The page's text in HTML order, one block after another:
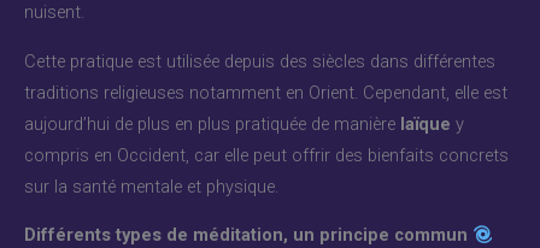
nuisent.
Cette pratique est utilisée depuis des siècles dans différentes
traditions religieuses notamment en Orient. Cependant, elle est
aujourd’hui de plus en plus pratiquée de manière laïque y
compris en Occident, car elle peut offrir des bienfaits concrets
sur la santé mentale et physique.
Différents types de méditation, un principe commun